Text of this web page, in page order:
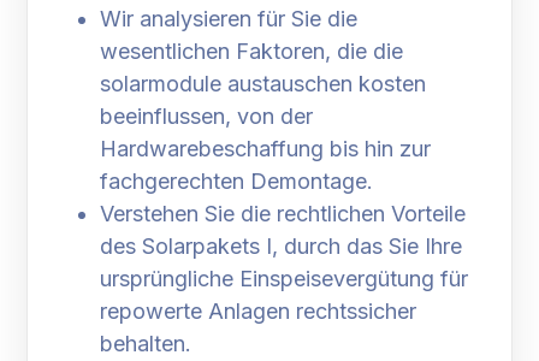
Wir analysieren für Sie die
wesentlichen Faktoren, die die
solarmodule austauschen kosten
beeinflussen, von der
Hardwarebeschaffung bis hin zur
fachgerechten Demontage.
Verstehen Sie die rechtlichen Vorteile
des Solarpakets I, durch das Sie Ihre
ursprüngliche Einspeisevergütung für
repowerte Anlagen rechtssicher
behalten.